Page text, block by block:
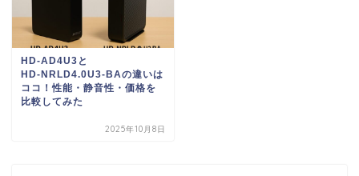
HD‑AD4U3と
HD‑NRLD4.0U3‑BAの違いは
ココ！性能・静音性・価格を
比較してみた
2025年10月8日